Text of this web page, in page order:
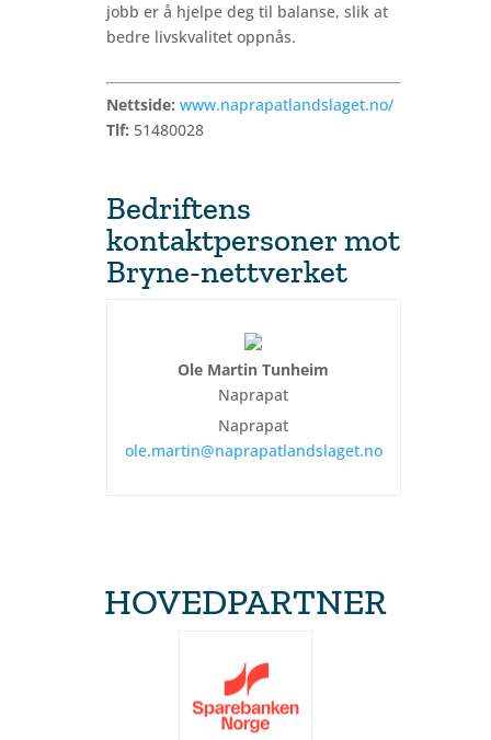
jobb er å hjelpe deg til balanse, slik at
bedre livskvalitet oppnås.
Nettside: www.naprapatlandslaget.no/
Tlf: 51480028
Bedriftens
kontaktpersoner mot
Bryne-nettverket
Ole Martin Tunheim
Naprapat
Naprapat
ole.martin@naprapatlandslaget.no
HOVEDPARTNER